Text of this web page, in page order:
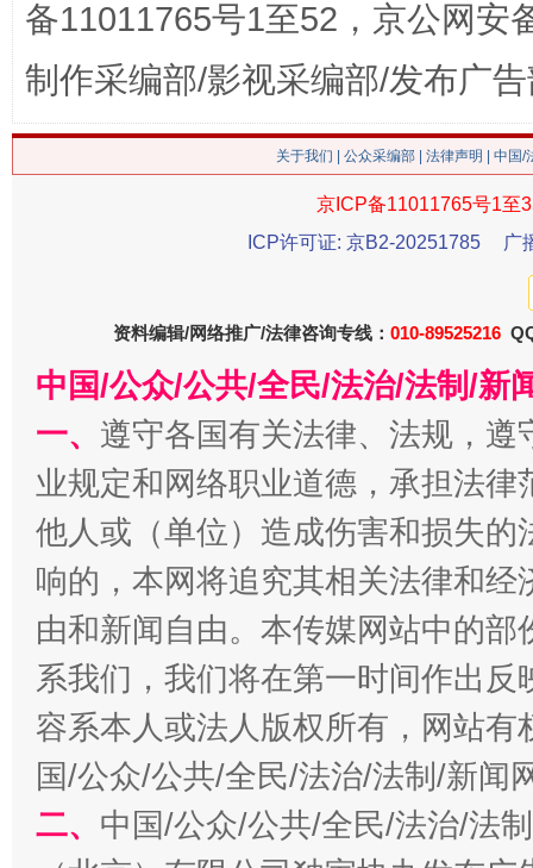
今
习近平的博鳌关键词
“刷贴”乱象丛生
生
备11011765号1至52，京公网安
制作采编部/影视采编部/发布广
关于我们 公众采编部 法律声明 | 中国
京ICP备11011765号1至
ICP许可证: 京B2-20251785
广
资料编辑/网络推广/法律咨询专线： 010-89525216
中国/公众/公共/全民/法治/法制/新
一、 遵守各国有关法律、法规，
业规定和网络职业道德，承担法
他人或（单位）造成伤害和损失
响的，本网将追究其相关法律和
由和新闻自由。本传媒网站中的
系我们，我们将在第一时间作出
容系本人或法人版权所有，网站
国/公众/公共/全民/法治/法制/新闻
二、 中国/公众/公共/全民/法治/法